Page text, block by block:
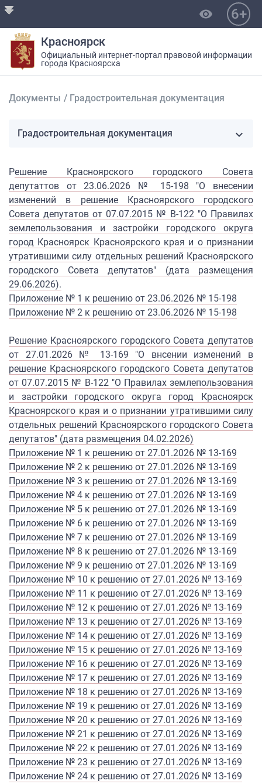
visibility 6+
Красноярск
Официальный интернет-портал правовой информации
города Красноярска
Документы / Градостроительная документация
Решение Красноярского городского Совета
депутаттов от 23.06.2026 № 15-198 "О внесении
изменений в решение Красноярского городского
Совета депутатов от 07.07.2015 № В-122 "О Правилах
землепользования и застройки городского округа
город Красноярск Красноярского края и о признании
утратившими силу отдельных решений Красноярского
городского Совета депутатов" (дата размещения
29.06.2026).
Приложение № 1 к решению от 23.06.2026 № 15-198
Приложение № 2 к решению от 23.06.2026 № 15-198
Решение Красноярского городского Совета депутатов
от 27.01.2026 № 13-169 "О внсении изменений в
решение Красноярского городского Совета депутатов
от 07.07.2015 № В-122 "О Правилах землепользования
и застройки городского округа город Красноярск
Красноярского края и о признании утратившими силу
отдельных решений Красноярского городского Совета
депутатов" (дата размещения 04.02.2026)
Приложение № 1 к решению от 27.01.2026 № 13-169
Приложение № 2 к решению от 27.01.2026 № 13-169
Приложение № 3 к решению от 27.01.2026 № 13-169
Приложение № 4 к решению от 27.01.2026 № 13-169
Приложение № 5 к решению от 27.01.2026 № 13-169
Приложение № 6 к решению от 27.01.2026 № 13-169
Приложение № 7 к решению от 27.01.2026 № 13-169
Приложение № 8 к решению от 27.01.2026 № 13-169
Приложение № 9 к решению от 27.01.2026 № 13-169
Приложение № 10 к решению от 27.01.2026 № 13-169
Приложение № 11 к решению от 27.01.2026 № 13-169
Приложение № 12 к решению от 27.01.2026 № 13-169
Приложение № 13 к решению от 27.01.2026 № 13-169
Приложение № 14 к решению от 27.01.2026 № 13-169
Приложение № 15 к решению от 27.01.2026 № 13-169
Приложение № 16 к решению от 27.01.2026 № 13-169
Приложение № 17 к решению от 27.01.2026 № 13-169
Приложение № 18 к решению от 27.01.2026 № 13-169
Приложение № 19 к решению от 27.01.2026 № 13-169
Приложение № 20 к решению от 27.01.2026 № 13-169
Приложение № 21 к решению от 27.01.2026 № 13-169
Приложение № 22 к решению от 27.01.2026 № 13-169
Приложение № 23 к решению от 27.01.2026 № 13-169
Приложение № 24 к решению от 27.01.2026 № 13-169
Градостроительная документация